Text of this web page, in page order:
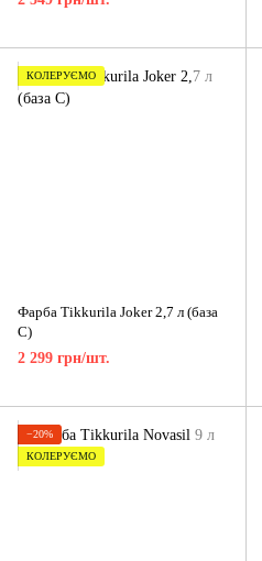
КОЛЕРУЄМО
Фарба Tikkurila Joker 2,7 л (база
C)
2 299 грн/шт.
−20%
КОЛЕРУЄМО